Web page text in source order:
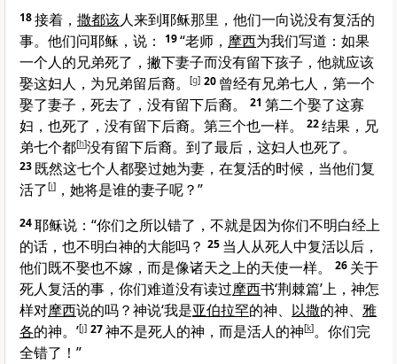
18接着， 撒都该人来到耶稣那里，他们一向说没有复活的
事。他们问耶稣，说：
19“老师， 摩西为我们写道：如果
一个人的兄弟死了，撇下妻子而没有留下孩子，他就应该
娶这妇人，为兄弟留后裔。
[g] 20 曾经有兄弟七人，第一个
娶了妻子，死去了，没有留下后裔。
21 第二个娶了这寡
妇，也死了，没有留下后裔。第三个也一样。
22结果，兄
弟七个都[h]没有留下后裔。到了最后，这妇人也死了。
23 既然这七个人都娶过她为妻，在复活的时候，当他们复
活了[i] ，她将是谁的妻子呢？”
24耶稣说： “你们之所以错了，不就是因为你们不明白经上
的话，也不明白神的大能吗？ 25 当人从死人中复活以后，
他们既不娶也不嫁，而是像诸天之上的天使一样。
26 关于
死人复活的事，你们难道没有读过摩西书‘荆棘篇’上，神怎
样对摩西说的吗？神说‘我是亚伯拉罕的神、 以撒的神、 雅
各的神。’[j] 27神不是死人的神，而是活人的神[k]。你们完
全错了！”